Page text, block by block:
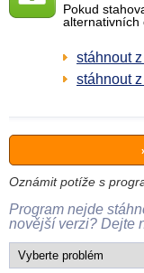
Pokud
alternativních
stáhnout
stáhnout
Oznámit potíže s
Program nejde
novější verzi? Dejte